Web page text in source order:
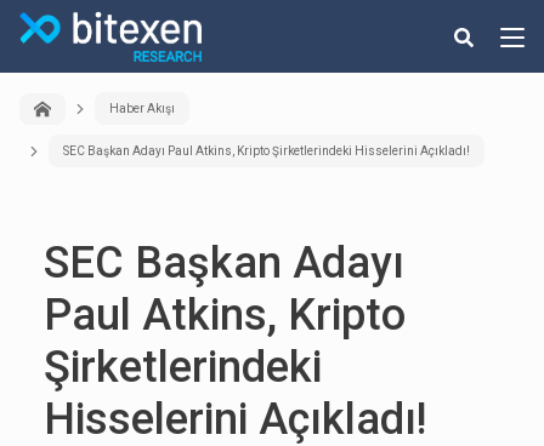
Haber Akışı
SEC Başkan Adayı Paul Atkins, Kripto Şirketlerindeki Hisselerini Açıkladı!
SEC Başkan Adayı
Paul Atkins, Kripto
Şirketlerindeki
Hisselerini Açıkladı!